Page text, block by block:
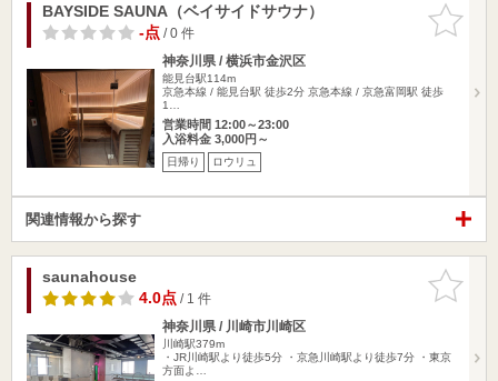
お気に入
りに追加
BAYSIDE SAUNA（ベイサイドサウナ）
-点/ 0 件
神奈川県 / 横浜市金沢区
能見台駅114m
京急本線 / 能見台駅 徒歩2分 京急本線 / 京急富岡駅 徒歩
1…
営業時間 12:00～23:00
入浴料金 3,000円～
日帰り ロウリュ
関連情報から探す
お気に入
りに追加
saunahouse
4.0点/ 1 件
神奈川県 / 川崎市川崎区
川崎駅379m
・JR川崎駅より徒歩5分 ・京急川崎駅より徒歩7分 ・東京
方面よ…